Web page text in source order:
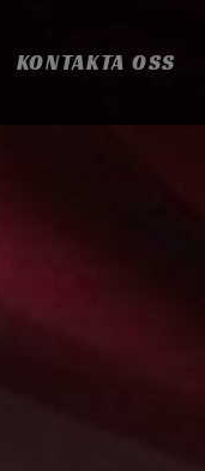
KONTAKTA OSS